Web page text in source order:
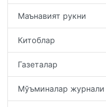
Маънавият рукни
Китоблар
Газеталар
Мўъминалар журнали